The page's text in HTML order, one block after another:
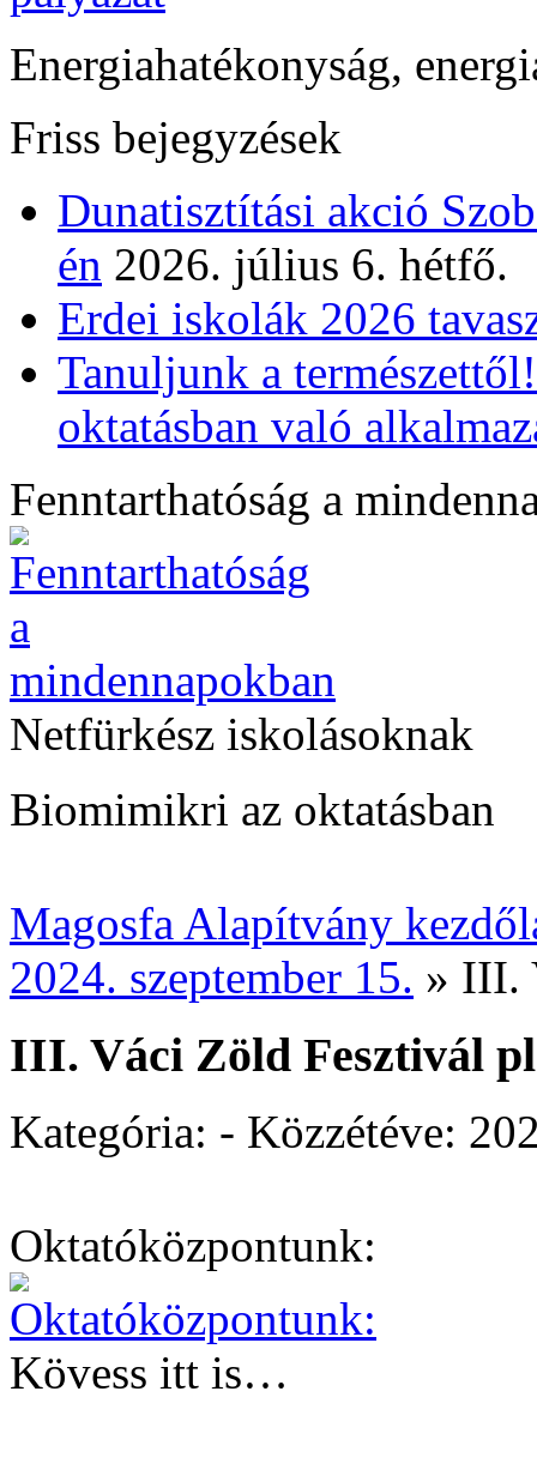
Energiahatékonyság,
Friss bejegyzések
Dunatisztítási akció
én 2026. július 6. hétfő.
Erdei iskolák 2026
Tanuljunk a
oktatásban való
Fenntarthatóság a
Netfürkész iskolásoknak
Biomimikri az oktatásban
Magosfa Alapítvány
2024. szeptember 15. » III.
III. Váci Zöld Fesztivál
Kategória: - Közzétéve:
Oktatóközpontunk:
Kövess itt is…